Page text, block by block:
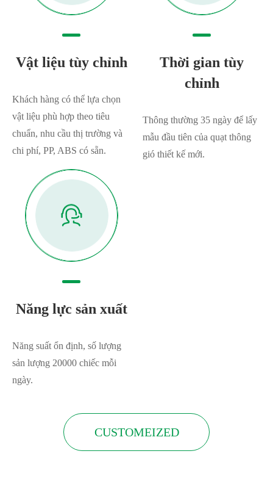
Vật liệu tùy chỉnh
Khách hàng có thể lựa chọn
vật liệu phù hợp theo tiêu
chuẩn, nhu cầu thị trường và
chi phí, PP, ABS có sẵn.
Thời gian tùy
chỉnh
Thông thường 35 ngày để lấy
mẫu đầu tiên của quạt thông
gió thiết kế mới.
Năng lực sản xuất
Năng suất ổn định, số lượng
sản lượng 20000 chiếc mỗi
ngày.
CUSTOMEIZED